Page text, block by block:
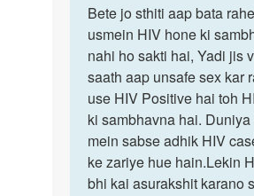
to
Ladki
ko
hiv
nhi
tha
or…
by
अज्ञात
Bete
jo
sthiti
aap
bata
rahe…
Bete jo sthiti aap bata
usmein HIV hone ki
nahi ho sakti hai, Yadi jis
saath aap unsafe sex kar
use HIV Positive hai toh
ki sambhavna hai.
mein sabse adhik HIV
ke zariye hue hain.Lekin
bhi kai asurakshit karano